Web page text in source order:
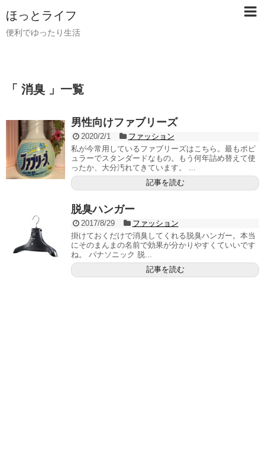
ほっとライフ
便利でゆったり生活
「 消臭 」一覧
男性向けファブリーズ
2020/2/1
ファッション
私が今常用しているファブリーズはこちら。最もポピ
ュラーでスタンダードなもの。もう何年詰め替えて使
ったか、大分汚れてきています。 ...
記事を読む
脱臭ハンガー
2017/8/29
ファッション
掛けておくだけで消臭してくれる脱臭ハンガー。本当
にそのまんまの名前で効果が分かりやすくていいです
ね。 パナソニック 脱...
記事を読む